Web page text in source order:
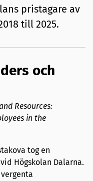
pristagare av
till 2025.
och
Resources:
in the
tog en
Högskolan Dalarna.